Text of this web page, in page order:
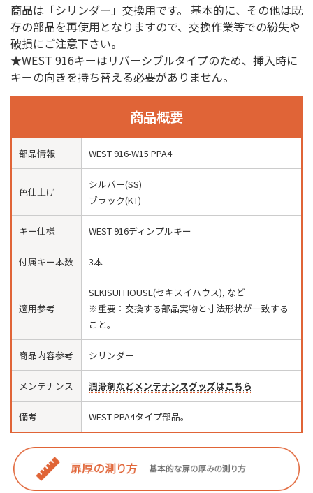
商品は「シリンダー」交換用です。 基本的に、その他は既
存の部品を再使用となりますので、交換作業等での紛失や
破損にご注意下さい。
★WEST 916キーはリバーシブルタイプのため、挿入時に
キーの向きを持ち替える必要がありません。
商品概要
部品情報 WEST 916-W15 PPA4
色仕上げ
シルバー(SS)
ブラック(KT)
キー仕様 WEST 916ディンプルキー
付属キー本数 3本
適用参考
SEKISUI HOUSE(セキスイハウス), など
※重要：交換する部品実物と寸法形状が一致する
こと。
商品内容参考 シリンダー
メンテナンス 潤滑剤などメンテナンスグッズはこちら
備考 WEST PPA4タイプ部品。